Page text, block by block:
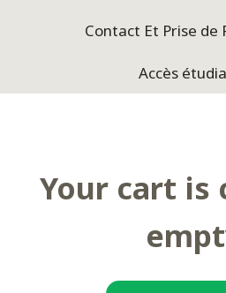
Contact Et Prise de
Accès
Your cart is